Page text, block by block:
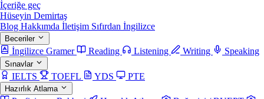
İçeriğe geç
Hüseyin Demirtaş
Blog Hakkımda İletişim Sıfırdan İngilizce
Beceriler
İngilizce Gramer Reading Listening Writing Speaking
Sınavlar
IELTS TOEFL YDS PTE
Hazırlık Atlama